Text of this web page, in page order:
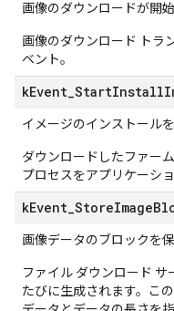
画像のダウンロードが開
画像のダウンロード トラ
ベント。
kEvent StartInstall
イメージのインストールを
ダウンロードしたファー
プロセスをアプリケーシ
kEvent StoreImage
画像データのブロックを保
ファイル ダウンロード
たびに生成されます。こ